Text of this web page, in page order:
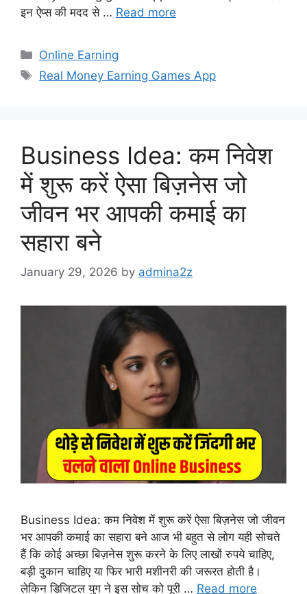
इन ऐप्स की मदद से … Read more
Categories
Online Earning
Tags
Real Money Earning Games App
Business Idea: कम निवेश
में शुरू करें ऐसा बिज़नेस जो
जीवन भर आपकी कमाई का
सहारा बने
January 29, 2026 by admina2z
Business Idea: कम निवेश में शुरू करें ऐसा बिज़नेस जो जीवन
भर आपकी कमाई का सहारा बने आज भी बहुत से लोग यही सोचते
हैं कि कोई अच्छा बिज़नेस शुरू करने के लिए लाखों रुपये चाहिए,
बड़ी दुकान चाहिए या फिर भारी मशीनरी की जरूरत होती है।
लेकिन डिजिटल युग ने इस सोच को पूरी … Read more